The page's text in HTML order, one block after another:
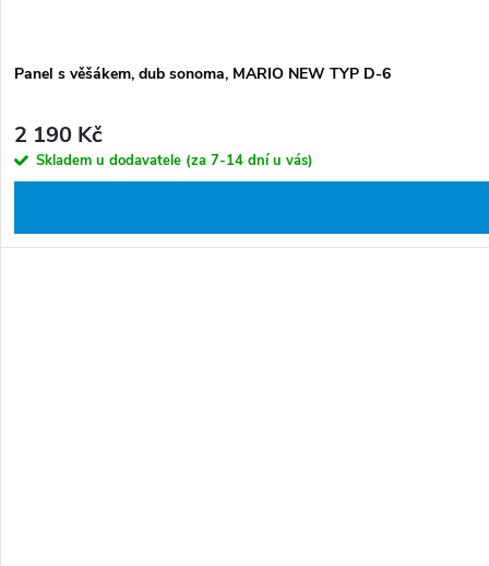
Panel s věšákem, dub sonoma, MARIO NEW TYP D-6
2 190 Kč
Skladem u dodavatele (za 7-14 dní u vás)